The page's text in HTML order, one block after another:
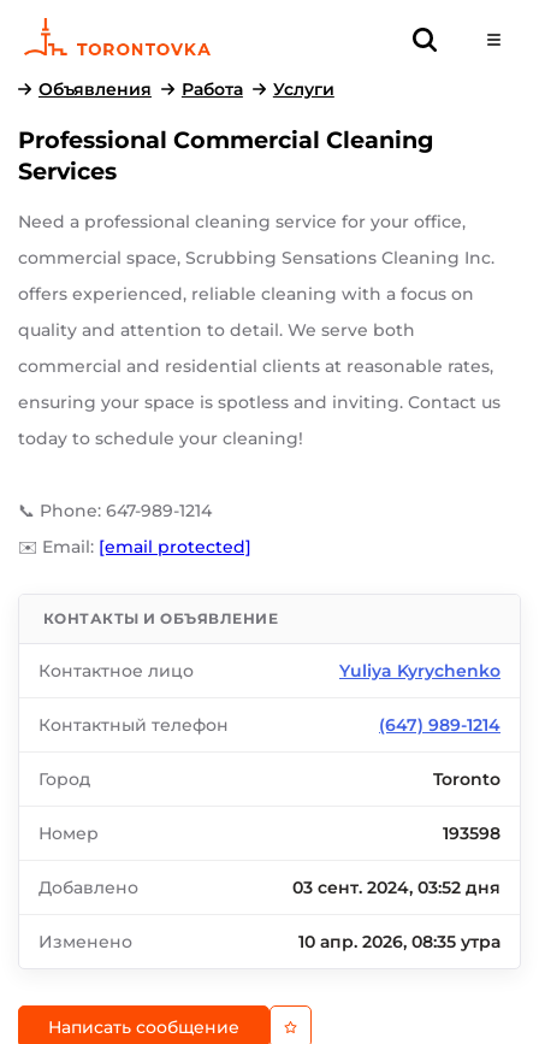
Объявления Работа Услуги
Professional Commercial Cleaning
Services
Need a professional cleaning service for your office,
commercial space, Scrubbing Sensations Cleaning Inc.
offers experienced, reliable cleaning with a focus on
quality and attention to detail. We serve both
commercial and residential clients at reasonable rates,
ensuring your space is spotless and inviting. Contact us
today to schedule your cleaning!
📞 Phone: 647-989-1214
✉️ Email: [email protected]
КОНТАКТЫ И ОБЪЯВЛЕНИЕ
Контактное лицо Yuliya Kyrychenko
Контактный телефон (647) 989-1214
Город Toronto
Номер 193598
Добавлено 03 сент. 2024, 03:52 дня
Изменено 10 апр. 2026, 08:35 утра
Написать сообщение